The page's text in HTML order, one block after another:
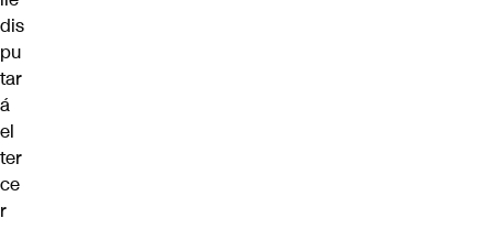
dis
pu
tar
á
el
ter
ce
r